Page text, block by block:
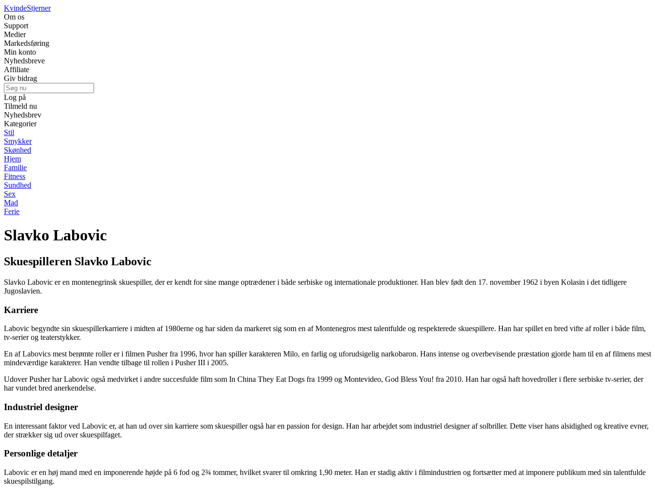
KvindeStjerner
Om os
Support
Medier
Markedsføring
Min konto
Nyhedsbreve
Affiliate
Giv bidrag
Log på
Tilmeld nu
Nyhedsbrev
Kategorier
Stil
Smykker
Skønhed
Hjem
Familie
Fitness
Sundhed
Sex
Mad
Ferie
Slavko Labovic
Skuespilleren Slavko Labovic
Slavko Labovic er en montenegrinsk skuespiller, der er kendt for sine mange optrædener i både serbiske og internationale produktioner. Han blev født den 17. november 1962 i byen Kolasin i det tidligere
Jugoslavien.
Karriere
Labovic begyndte sin skuespillerkarriere i midten af 1980erne og har siden da markeret sig som en af Montenegros mest talentfulde og respekterede skuespillere. Han har spillet en bred vifte af roller i både film,
tv-serier og teaterstykker.
En af Labovics mest berømte roller er i filmen Pusher fra 1996, hvor han spiller karakteren Milo, en farlig og uforudsigelig narkobaron. Hans intense og overbevisende præstation gjorde ham til en af filmens mest
mindeværdige karakterer. Han vendte tilbage til rollen i Pusher III i 2005.
Udover Pusher har Labovic også medvirket i andre succesfulde film som In China They Eat Dogs fra 1999 og Montevideo, God Bless You! fra 2010. Han har også haft hovedroller i flere serbiske tv-serier, der
har vundet bred anerkendelse.
Industriel designer
En interessant faktor ved Labovic er, at han ud over sin karriere som skuespiller også har en passion for design. Han har arbejdet som industriel designer af solbriller. Dette viser hans alsidighed og kreative evner,
der strækker sig ud over skuespilfaget.
Personlige detaljer
Labovic er en høj mand med en imponerende højde på 6 fod og 2¾ tommer, hvilket svarer til omkring 1,90 meter. Han er stadig aktiv i filmindustrien og fortsætter med at imponere publikum med sin talentfulde
skuespilstilgang.